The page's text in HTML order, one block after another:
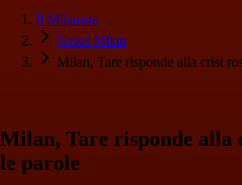
Il Milanista
News Milan
Milan, Tare risponde alla crisi
Milan, Tare risponde alla
le parole